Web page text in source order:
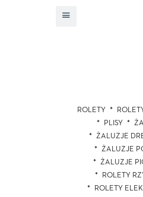
ROLETY
PLISY
ŻALUZJE
ŻALUZJE
ŻALUZJE
ROLETY
ROLETY